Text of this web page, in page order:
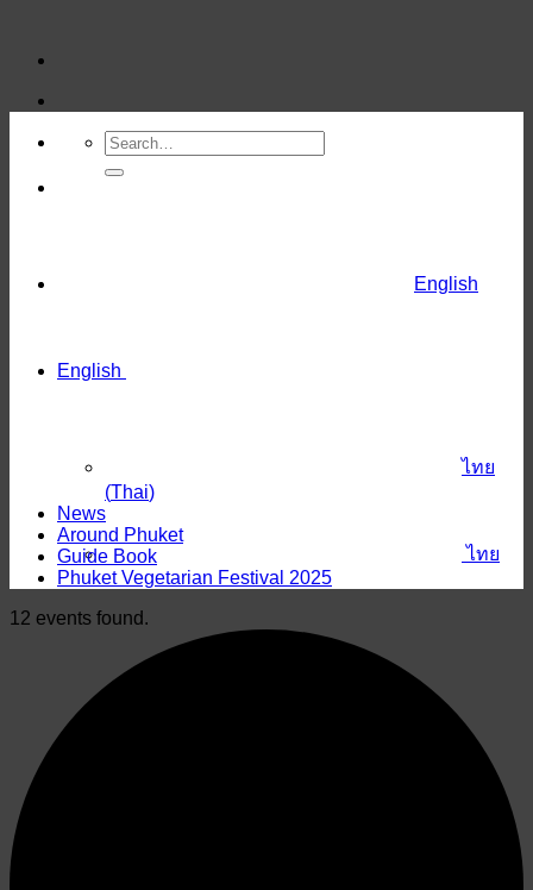
content
English
ไทย
English
ไทย
(Thai)
News
Around Phuket
Guide Book
Phuket Vegetarian Festival 2025
12 events found.